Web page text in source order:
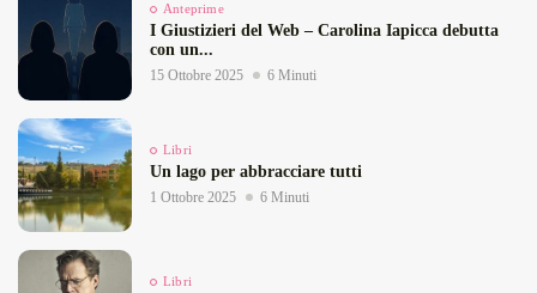
Anteprime
I Giustizieri del Web – Carolina Iapicca debutta
con un...
15 Ottobre 2025 6 Minuti
Libri
Un lago per abbracciare tutti
1 Ottobre 2025 6 Minuti
Libri